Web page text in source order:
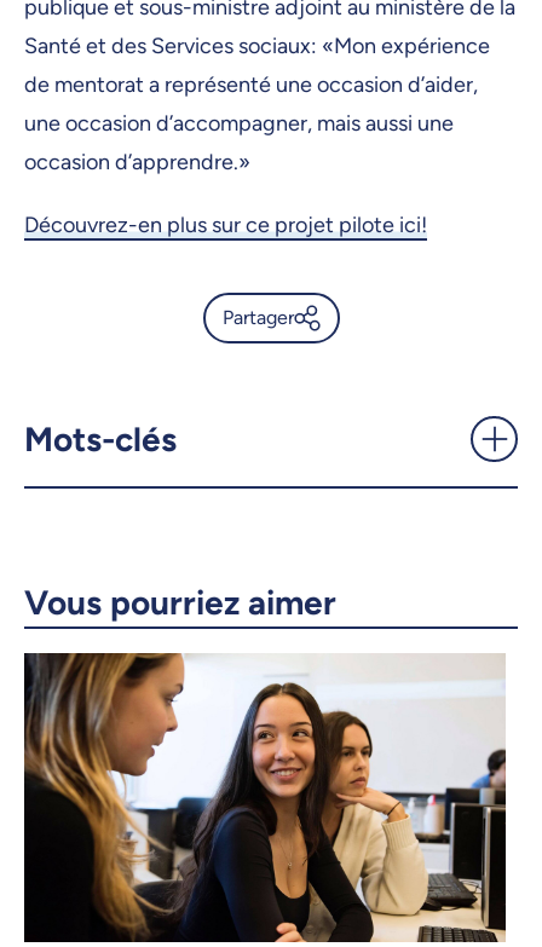
publique et sous-ministre adjoint au ministère de la
Santé et des Services sociaux: «Mon expérience
de mentorat a représenté une occasion d’aider,
une occasion d’accompagner, mais aussi une
occasion d’apprendre.»
Découvrez-en plus sur ce projet pilote ici!
Partager
Copier le lien
Mots-clés
Vous pourriez aimer